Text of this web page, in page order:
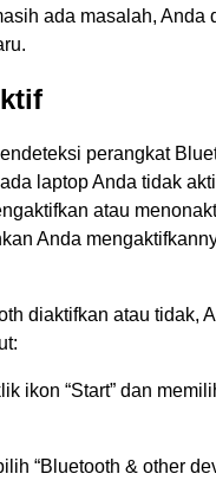
ada masalah, Anda
perangkat
laptop Anda tidak
atau
Anda
diaktifkan atau tidak,
ikon “Start” dan
“Bluetooth & other